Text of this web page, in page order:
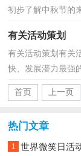
初步了解中秋节的
有关活动策划
有关活动策划有关
快、发展潜力最强
的年平均增长率在
首页
上一页
热门文章
1 世界微笑日活